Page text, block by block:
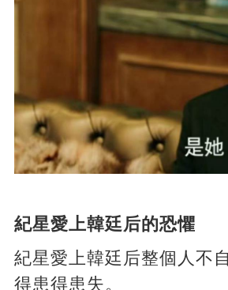
紀星愛上韓廷后的恐懼
紀星愛上韓廷后整個人不
得患得患失。